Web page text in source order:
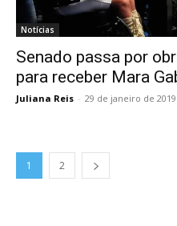
Notícias
Senado passa por
para receber Mara
Juliana Reis - 29 de janeiro de 2019
1 2